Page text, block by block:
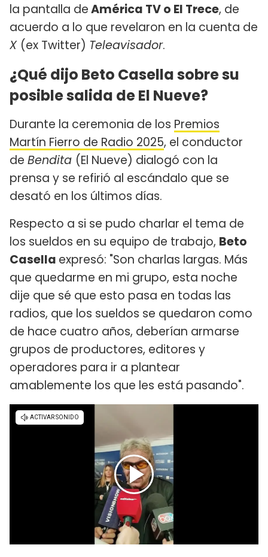
la pantalla deAmérica TV o El Trece, de
acuerdo a lo que revelaron en la cuenta de
X (ex Twitter) Teleavisador.
¿Qué dijo Beto Casella sobre su
posible salida de El Nueve?
Durante la ceremonia de los Premios
Martín Fierro de Radio 2025, el conductor
de Bendita (El Nueve) dialogó con la
prensa y se refirió al escándalo que se
desató en los últimos días.
Respecto a si se pudo charlar el tema de
los sueldos en su equipo de trabajo, Beto
Casella expresó: "Son charlas largas. Más
que quedarme en mi grupo, esta noche
dije que sé que esto pasa en todas las
radios, que los sueldos se quedaron como
de hace cuatro años, deberían armarse
grupos de productores, editores y
operadores para ir a plantear
amablemente los que les está pasando".